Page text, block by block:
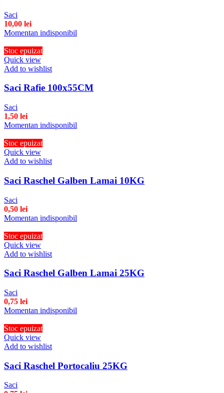
Saci
10,00 lei
Momentan indisponibil
Stoc epuizat
Quick view
Add to wishlist
Saci Rafie 100x55CM
Saci
1,50 lei
Momentan indisponibil
Stoc epuizat
Quick view
Add to wishlist
Saci Raschel Galben Lamai 10KG
Saci
0,50 lei
Momentan indisponibil
Stoc epuizat
Quick view
Add to wishlist
Saci Raschel Galben Lamai 25KG
Saci
0,75 lei
Momentan indisponibil
Stoc epuizat
Quick view
Add to wishlist
Saci Raschel Portocaliu 25KG
Saci